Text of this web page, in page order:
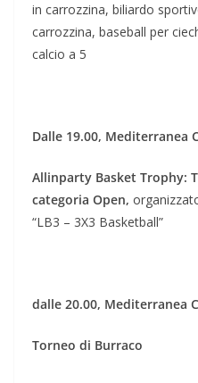
in carrozzina, biliardo
carrozzina, baseball per
calcio a 5
Dalle 19.00, Mediterranea
Allinparty Basket Trophy:
categoria Open,
“LB3 – 3X3 Basketball”
dalle 20.00, Mediterranea
Torneo di Burraco